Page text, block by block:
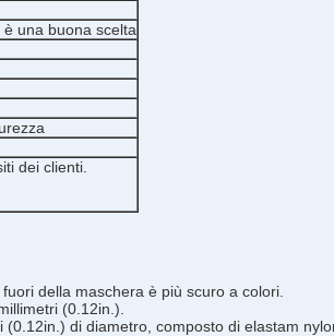
una buona scelta
dei clienti.
della maschera è più scuro a colori.
(0.12in.).
di diametro, composto di elastam